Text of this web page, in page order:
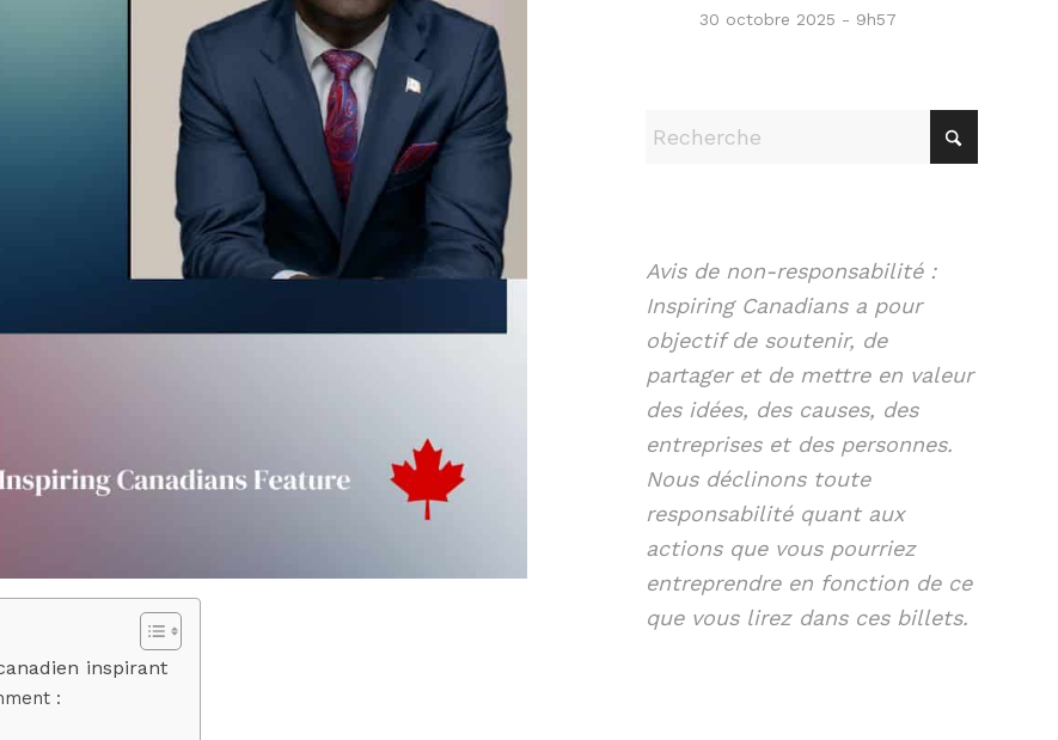
inspirant
:
30 octobre 2025 - 9h57
Avis de non-responsabilité :
Inspiring Canadians a pour
objectif de soutenir, de
partager et de mettre en valeur
des idées, des causes, des
entreprises et des personnes.
Nous déclinons toute
responsabilité quant aux
actions que vous pourriez
entreprendre en fonction de ce
que vous lirez dans ces billets.